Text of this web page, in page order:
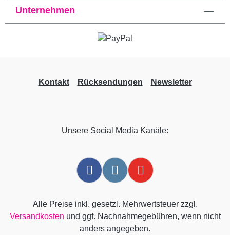
Unternehmen
Kontakt Rücksendungen Newsletter
Unsere Social Media Kanäle:
Alle Preise inkl. gesetzl. Mehrwertsteuer zzgl.
Versandkosten und ggf. Nachnahmegebühren, wenn nicht
anders angegeben.